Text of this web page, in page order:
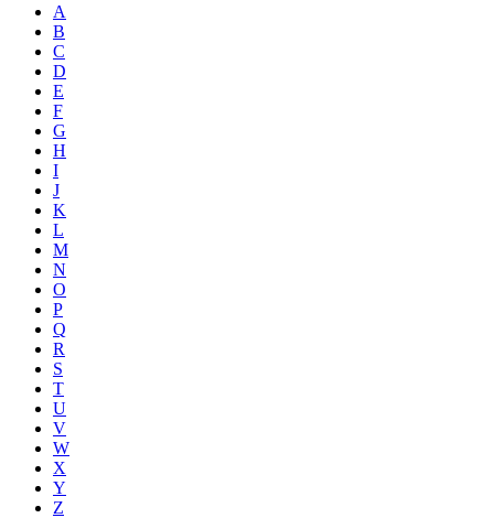
A
B
C
D
E
F
G
H
I
J
K
L
M
N
O
P
Q
R
S
T
U
V
W
X
Y
Z